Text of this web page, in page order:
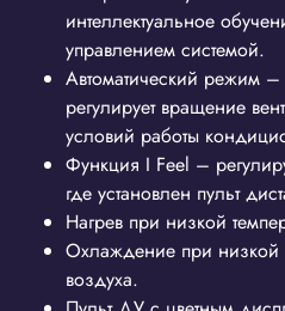
интеллектуальное
управлением системой.
Автоматический режим
регулирует вращение
условий работы
Функция I Feel –
где установлен пульт
Нагрев при низкой
Охлаждение при низкой
воздуха.